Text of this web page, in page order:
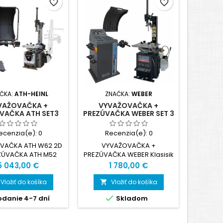
ATH-HEINL
+
ATH SET3
0
ATH W62 2D
ATH M52
043,00 €
Vložiť do košíka
4-7 dní
favorite_border
ZNAČKA: WEBER
VYVAŽOVAČKA +
PREZÚVAČKA WEBER SET 3
Recenzia(e): 0
VYVAŽOVAČKA +
PREZÚVAČKA WEBER Klasisik
Serie
Cena
1 780,00 €
 Vložiť do košíka
 Skladom
favorite_border